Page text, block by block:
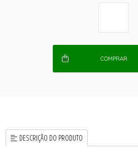
COMPRAR
DESCRIÇÃO DO PRODUTO